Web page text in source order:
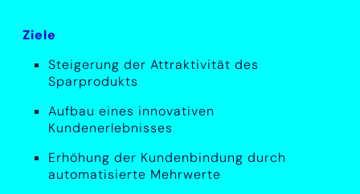
Ziele
Steigerung der Attraktivität des
Sparprodukts
Aufbau eines innovativen
Kundenerlebnisses
Erhöhung der Kundenbindung durch
automatisierte Mehrwerte